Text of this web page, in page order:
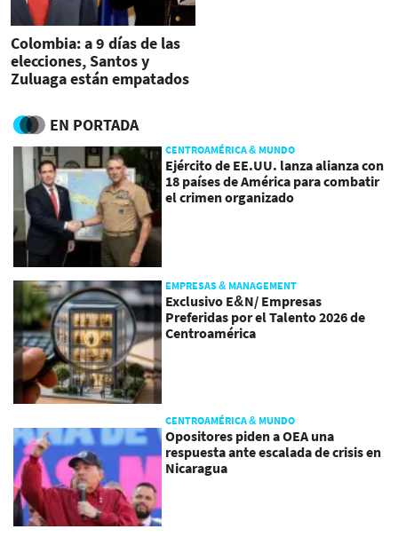
Colombia: a 9 días de las
elecciones, Santos y
Zuluaga están empatados
EN PORTADA
CENTROAMÉRICA & MUNDO
Ejército de EE.UU. lanza alianza con
18 países de América para combatir
el crimen organizado
EMPRESAS & MANAGEMENT
Exclusivo E&N/ Empresas
Preferidas por el Talento 2026 de
Centroamérica
CENTROAMÉRICA & MUNDO
Opositores piden a OEA una
respuesta ante escalada de crisis en
Nicaragua